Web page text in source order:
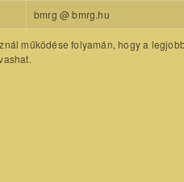
bmrg @ bmrg.hu
működése folyamán, hogy a